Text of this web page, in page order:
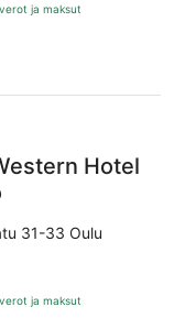
ja maksut
Hotel
31-33 Oulu
ja maksut